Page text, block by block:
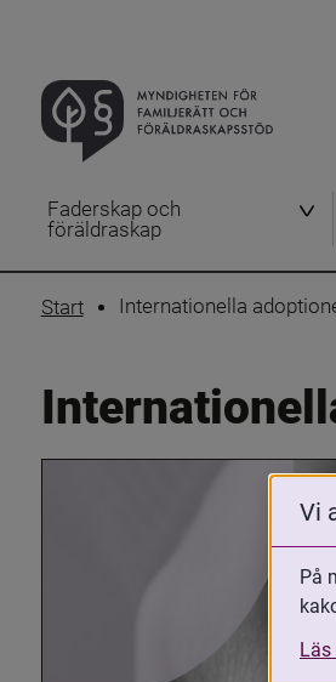
Faderskap och
föräldraskap
Start Internationella
Vi
På